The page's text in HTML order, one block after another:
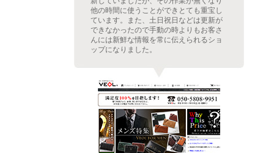
他の時間に使うことができとても重宝し
ています。また、土日祝日などは更新が
できなかったので手動の時よりもお客さ
んには新鮮な情報を常に伝えられるショ
ップになりました。